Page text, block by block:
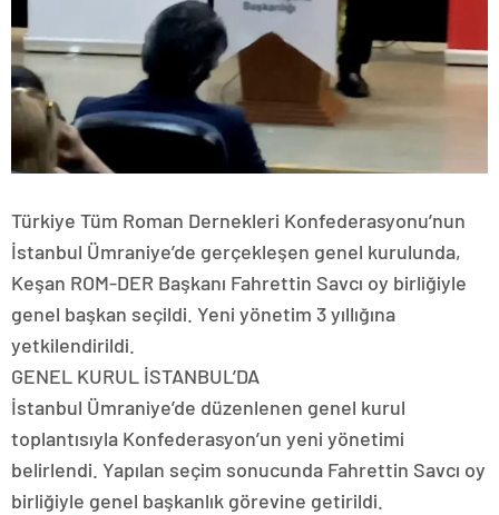
Türkiye Tüm Roman Dernekleri Konfederasyonu’nun
İstanbul Ümraniye’de gerçekleşen genel kurulunda,
Keşan ROM-DER Başkanı Fahrettin Savcı oy birliğiyle
genel başkan seçildi. Yeni yönetim 3 yıllığına
yetkilendirildi.
GENEL KURUL İSTANBUL’DA
İstanbul Ümraniye’de düzenlenen genel kurul
toplantısıyla Konfederasyon’un yeni yönetimi
belirlendi. Yapılan seçim sonucunda Fahrettin Savcı oy
birliğiyle genel başkanlık görevine getirildi.